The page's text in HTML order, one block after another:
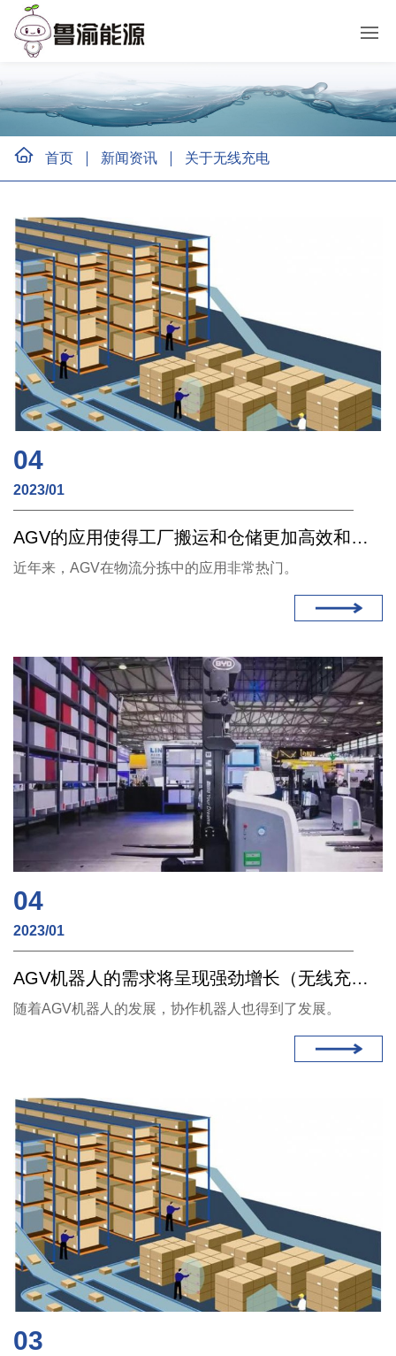
首页 新闻资讯 关于无线充电
04
2023/01
AGV的应用使得工厂搬运和仓储更加高效和灵活（无线充电）
近年来，AGV在物流分拣中的应用非常热门。
04
2023/01
AGV机器人的需求将呈现强劲增长（无线充电）
随着AGV机器人的发展，协作机器人也得到了发展。
03